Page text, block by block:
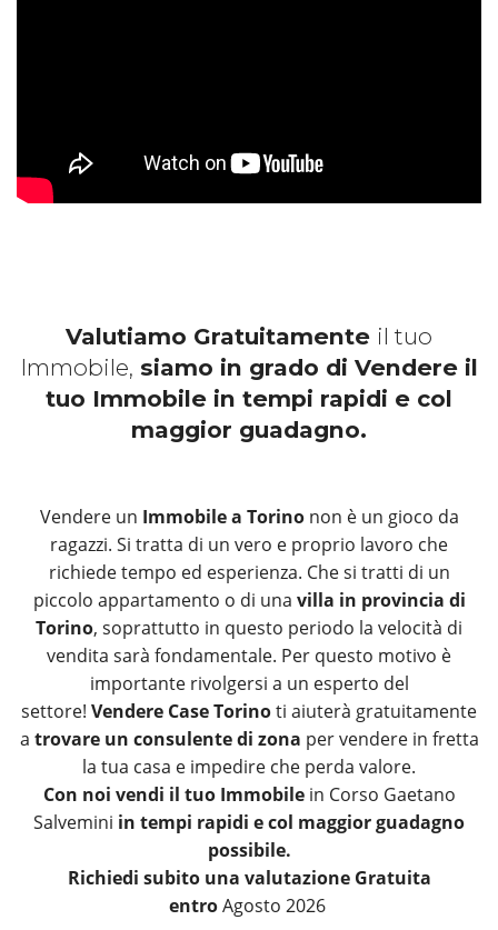
Valutiamo Gratuitamente il tuo
Immobile, siamo in grado di Vendere il
tuo Immobile in tempi rapidi e col
maggior guadagno.
Vendere un Immobile a Torinonon è un gioco da
ragazzi. Si tratta di un vero e proprio lavoro che
richiede tempo ed esperienza. Che si tratti di un
piccolo appartamento o di una villa in provincia di
Torino, soprattutto in questo periodo la velocità di
vendita sarà fondamentale. Per questo motivo è
importante rivolgersi a un esperto del
settore! Vendere Case Torinoti aiuterà gratuitamente
a trovare un consulente di zona per vendere in fretta
la tua casa e impedire che perda valore.
Con noi vendi il tuo Immobile in Corso Gaetano
Salvemini in tempi rapidi e col maggior guadagno
possibile.
Richiedi subito una valutazione Gratuita
entroAgosto 2026